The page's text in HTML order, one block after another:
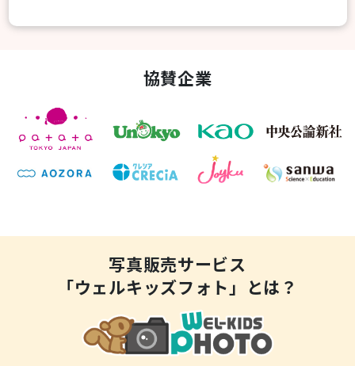
協賛企業
写真販売サービス
「ウェルキッズフォト」とは？